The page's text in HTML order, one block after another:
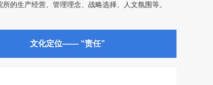
的生产经营、管理理念、战略选择、人文氛围等。
文化定位—— “责任”